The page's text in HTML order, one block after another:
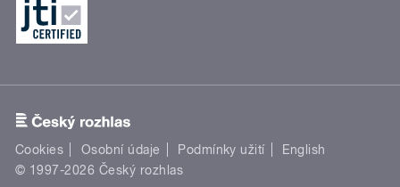
Cookies Osobní údaje Podmínky užití
English
© 1997-2026 Český rozhlas